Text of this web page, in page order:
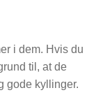
i dem. Hvis du
til, at de
gode kyllinger.